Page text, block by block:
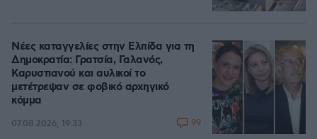
Νέες καταγγελίες στην Ελπίδα για τη
Δημοκρατία: Γρατσία, Γαλανός,
Καρυστιανού και αυλικοί το
μετέτρεψαν σε φοβικό αρχηγικό
κόμμα
07.08.2026, 19:33 99